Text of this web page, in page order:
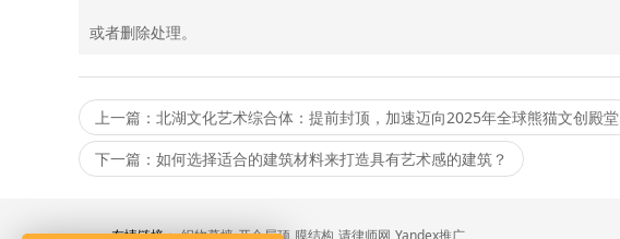
或者删除处理。
上一篇：北湖文化艺术综合体：提前封顶，加速迈向2025年全球熊猫文创殿堂
下一篇：如何选择适合的建筑材料来打造具有艺术感的建筑？
友情链接： 织物幕墙 开合屋顶 膜结构 请律师网 Yandex推广